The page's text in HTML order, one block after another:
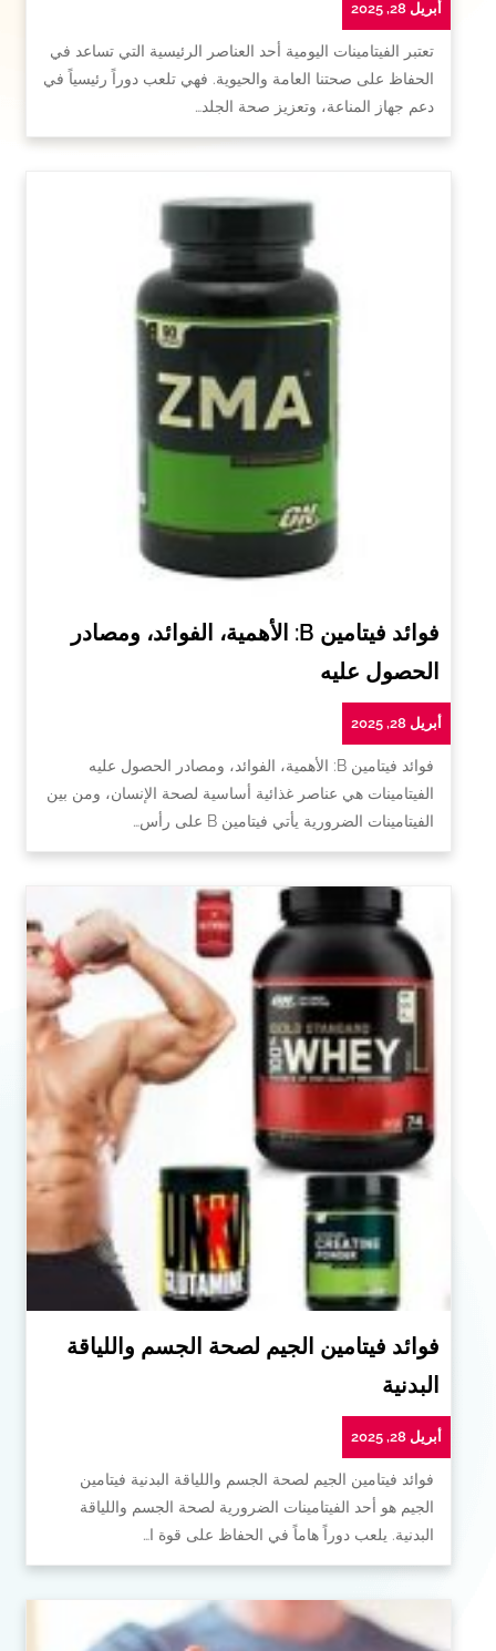
أبريل 28, 2025
تعتبر الفيتامينات اليومية أحد العناصر الرئيسية التي تساعد في
الحفاظ على صحتنا العامة والحيوية. فهي تلعب دوراً رئيسياً في
دعم جهاز المناعة، وتعزيز صحة الجلد…
فوائد فيتامين B: الأهمية، الفوائد، ومصادر
الحصول عليه
أبريل 28, 2025
فوائد فيتامين B: الأهمية، الفوائد، ومصادر الحصول عليه
الفيتامينات هي عناصر غذائية أساسية لصحة الإنسان، ومن بين
الفيتامينات الضرورية يأتي فيتامين B على رأس…
فوائد فيتامين الجيم لصحة الجسم واللياقة
البدنية
أبريل 28, 2025
فوائد فيتامين الجيم لصحة الجسم واللياقة البدنية فيتامين
الجيم هو أحد الفيتامينات الضرورية لصحة الجسم واللياقة
البدنية. يلعب دوراً هاماً في الحفاظ على قوة ا…